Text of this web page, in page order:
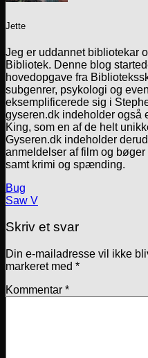
Jette
Jeg er uddannet bibliotekar
Bibliotek. Denne blog
hovedopgave fra
subgenrer, psykologi og
eksemplificerede sig i
gyseren.dk indeholder også
King, som en af de helt
Gyseren.dk indeholder
anmeldelser af film og
samt krimi og spænding.
Bug
Saw V
Skriv et svar
Din e-mailadresse vil ikke
markeret med *
Kommentar *